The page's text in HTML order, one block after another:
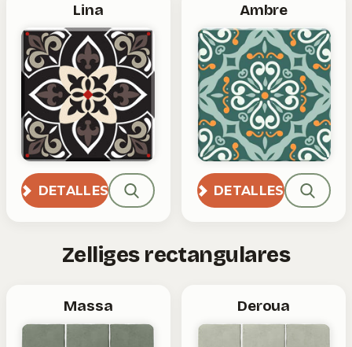
Lina
DETALLES
Ambre
DETALLES
Zelliges rectangulares
Massa Deroua